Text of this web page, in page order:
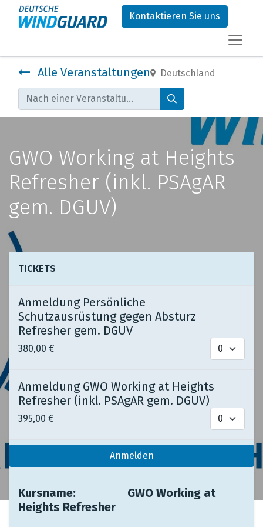
Kontaktieren Sie uns
Alle Veranstaltungen Deutschland
GWO Working at Heights
Refresher (inkl. PSAgAR
gem. DGUV)
TICKETS
Anmeldung Persönliche
Schutzausrüstung gegen Absturz
Refresher gem. DGUV
380,00 €
Anmeldung GWO Working at Heights
Refresher (inkl. PSAgAR gem. DGUV)
395,00 €
Anmelden
Kursname: ​ ​
​​GWO Working at
Heights Refresher